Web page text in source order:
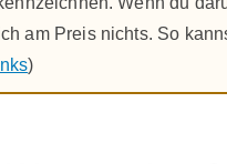
am Preis nichts. So
)